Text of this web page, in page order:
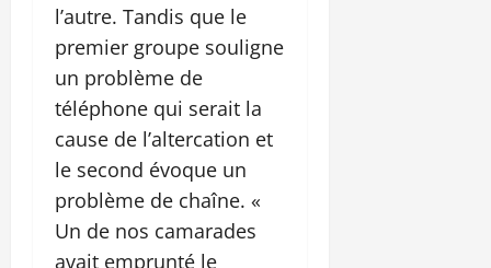
l’autre. Tandis que le
premier groupe souligne
un problème de
téléphone qui serait la
cause de l’altercation et
le second évoque un
problème de chaîne. «
Un de nos camarades
avait emprunté le